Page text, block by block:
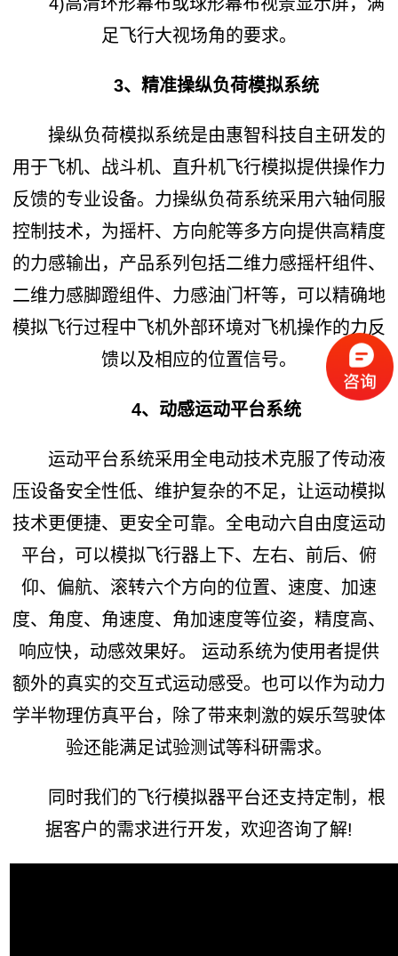
足飞行大视场角的要求。
3、精准操纵负荷模拟系统
操纵负荷模拟系统是由惠智科技自主研发的
用于飞机、战斗机、直升机飞行模拟提供操作力
反馈的专业设备。力操纵负荷系统采用六轴伺服
控制技术，为摇杆、方向舵等多方向提供高精度
的力感输出，产品系列包括二维力感摇杆组件、
二维力感脚蹬组件、力感油门杆等，可以精确地
模拟飞行过程中飞机外部环境对飞机操作的力反
馈以及相应的位置信号。
4、动感运动平台系统
运动平台系统采用全电动技术克服了传动液
压设备安全性低、维护复杂的不足，让运动模拟
技术更便捷、更安全可靠。全电动六自由度运动
平台，可以模拟飞行器上下、左右、前后、俯
仰、偏航、滚转六个方向的位置、速度、加速
度、角度、角速度、角加速度等位姿，精度高、
响应快，动感效果好。 运动系统为使用者提供
额外的真实的交互式运动感受。也可以作为动力
学半物理仿真平台，除了带来刺激的娱乐驾驶体
验还能满足试验测试等科研需求。
同时我们的飞行模拟器平台还支持定制，根
据客户的需求进行开发，欢迎咨询了解!